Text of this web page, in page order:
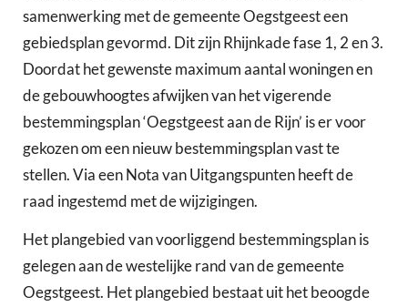
samenwerking met de gemeente Oegstgeest een
gebiedsplan gevormd. Dit zijn Rhijnkade fase 1, 2 en 3.
Doordat het gewenste maximum aantal woningen en
de gebouwhoogtes afwijken van het vigerende
bestemmingsplan ‘Oegstgeest aan de Rijn’ is er voor
gekozen om een nieuw bestemmingsplan vast te
stellen. Via een Nota van Uitgangspunten heeft de
raad ingestemd met de wijzigingen.
Het plangebied van voorliggend bestemmingsplan is
gelegen aan de westelijke rand van de gemeente
Oegstgeest. Het plangebied bestaat uit het beoogde